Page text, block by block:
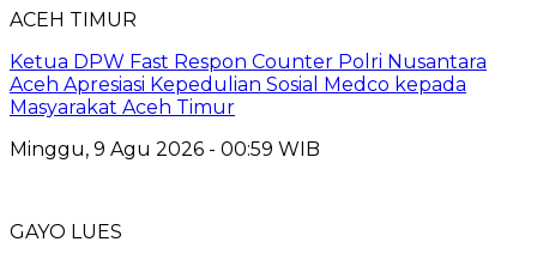
ACEH TIMUR
Ketua DPW Fast Respon Counter Polri Nusantara
Aceh Apresiasi Kepedulian Sosial Medco kepada
Masyarakat Aceh Timur
Minggu, 9 Agu 2026 - 00:59 WIB
GAYO LUES